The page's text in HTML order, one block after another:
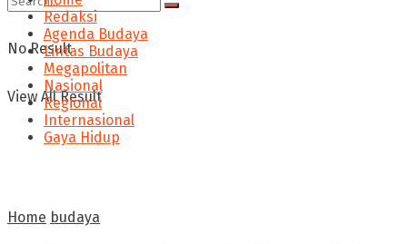
No Result
View All Result
Redaksi
Agenda Budaya
Lintas Budaya
Megapolitan
Nasional
Regional
Internasional
Gaya Hidup
Home budaya